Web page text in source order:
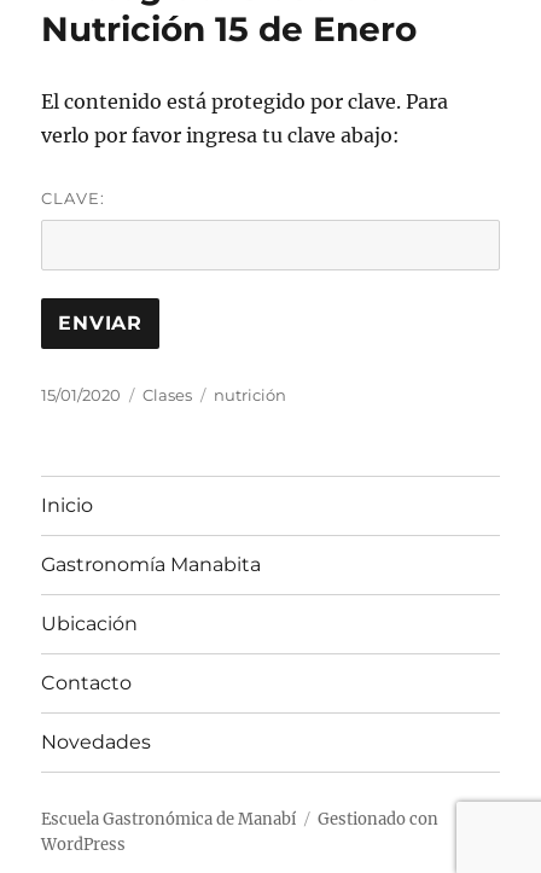
Nutrición 15 de Enero
El contenido está protegido por clave. Para
verlo por favor ingresa tu clave abajo:
CLAVE:
Publicado
15/01/2020 Categorías
Clases Etiquetas
nutrición
Inicio
Gastronomía Manabita
Ubicación
Contacto
Novedades
Escuela Gastronómica de Manabí
Gestionado con
WordPress